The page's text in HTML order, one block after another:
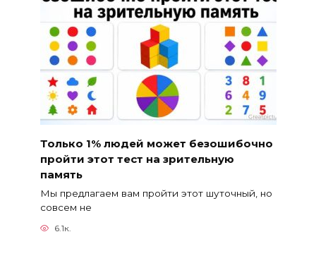
Только 1% людей может безошибочно
пройти этот тест на зрительную
память
Мы предлагаем вам пройти этот шуточный, но
совсем не
6.1к.